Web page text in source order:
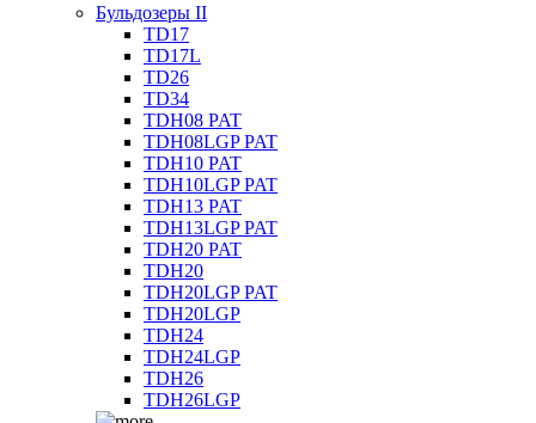
Бульдозеры II
TD17
TD17L
TD26
TD34
TDH08 PAT
TDH08LGP PAT
TDH10 PAT
TDH10LGP PAT
TDH13 PAT
TDH13LGP PAT
TDH20 PAT
TDH20
TDH20LGP PAT
TDH20LGP
TDH24
TDH24LGP
TDH26
TDH26LGP